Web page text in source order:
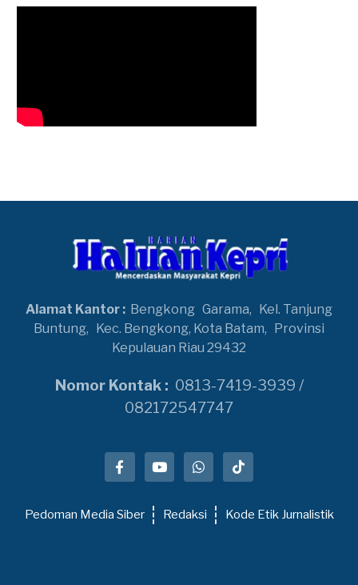
Alamat Kantor : Bengkong Garama, Kel. Tanjung
Buntung, Kec. Bengkong, Kota Batam, Provinsi
Kepulauan Riau 29432
Nomor Kontak : 0813-7419-3939 /
082172547747
Pedoman Media Siber Redaksi Kode Etik Jurnalistik